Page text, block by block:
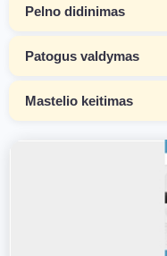
Pelno didinimas
Patogus valdymas
Mastelio keitimas